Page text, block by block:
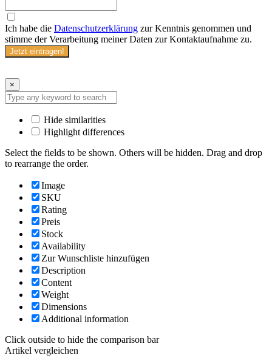
Ich habe die Datenschutzerklärung zur Kenntnis genommen und
stimme der Verarbeitung meiner Daten zur Kontaktaufnahme zu.
Jetzt eintragen!
×
Hide similarities
Highlight differences
Select the fields to be shown. Others will be hidden. Drag and drop
to rearrange the order.
Image
SKU
Rating
Preis
Stock
Availability
Zur Wunschliste hinzufügen
Description
Content
Weight
Dimensions
Additional information
Click outside to hide the comparison bar
Artikel vergleichen